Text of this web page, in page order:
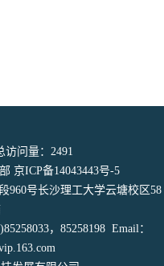
访问量： 2491
京ICP备14043443号-5
960号长沙理工大学云塘校区58
，85258198 Email：